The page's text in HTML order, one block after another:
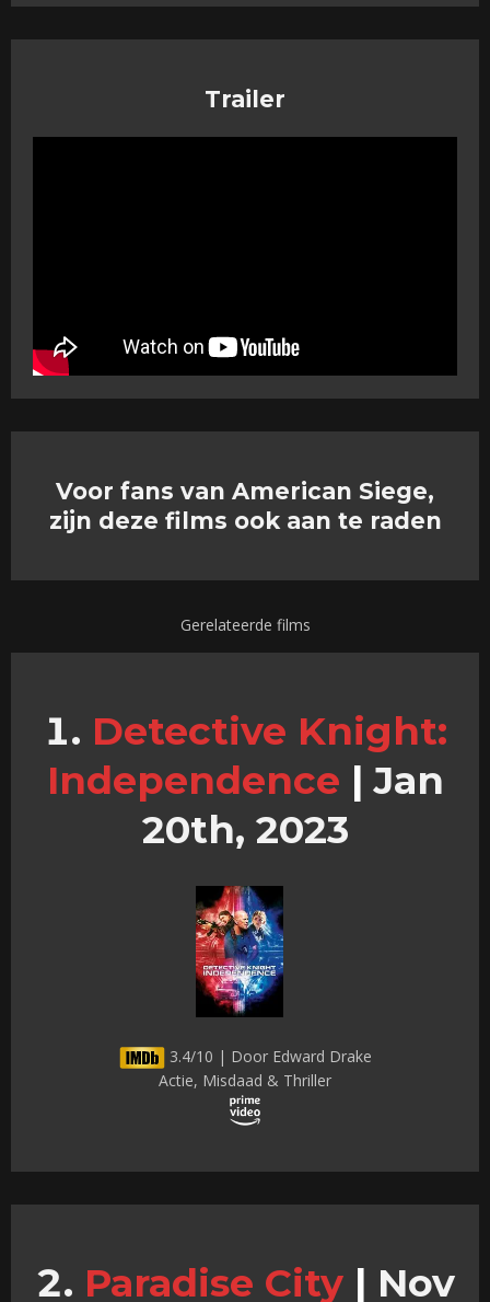
Trailer
Voor fans van American Siege,
zijn deze films ook aan te raden
Gerelateerde films
Detective Knight:
Independence | Jan
20th, 2023
3.4/10 | Door Edward Drake
Actie, Misdaad & Thriller
Paradise City | Nov